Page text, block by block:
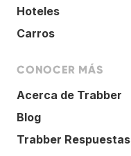
Hoteles
Carros
CONOCER MÁS
Acerca de Trabber
Blog
Trabber Respuestas